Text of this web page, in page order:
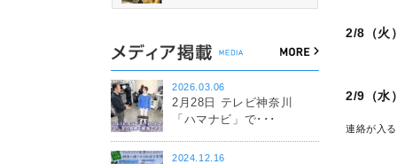
2/8（火
2/9（水
連絡が入る
2026.03.06
2月28日 テレビ神奈川
「ハマナビ」で･･･
2024.12.16